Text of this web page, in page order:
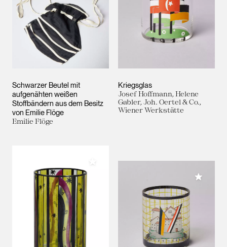
Schwarzer Beutel mit
aufgenähten weißen
Stoffbändern aus dem Besitz
von Emilie Flöge
Emilie Flöge
Kriegsglas
Josef Hoffmann, Helene
Gabler, Joh. Oertel & Co.,
Wiener Werkstätte
Meiner Sammlung hinzufügen
Meiner